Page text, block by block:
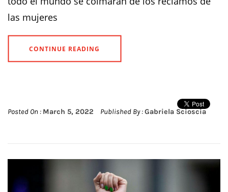
las mujeres
CONTINUE READING
Posted On : March 5, 2022 Published By :Gabriela Scioscia